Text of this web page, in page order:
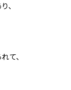
、
て、